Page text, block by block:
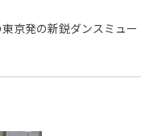
京発の新鋭ダンスミュー